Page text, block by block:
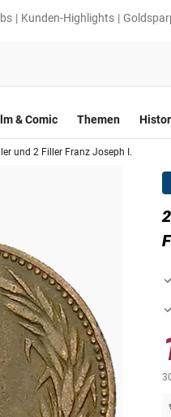
Kunden-Highlights
& Comic Themen
und 2 Filler Franz Joseph I.